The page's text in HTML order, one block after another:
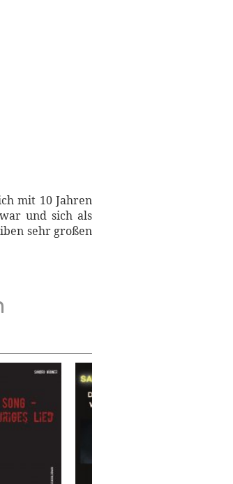
mit 10 Jahren
und sich als
sehr großen